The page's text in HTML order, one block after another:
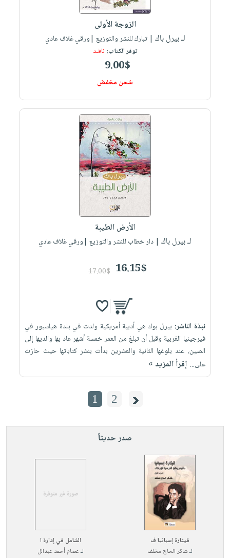
الزوجة الأولى
لـ بيرل باك | تبارك للنشر والتوزيع |ورقي غلاف عادي
توفر الكتاب: نافـد
9.00$
شحن مخفض
الأرض الطيبة
لـ بيرل باك | دار خطاب للنشر والتوزيع |ورقي غلاف عادي
16.15$
17.00$
نبذة الناشر: بيرل بوك هي أدبية أمريكية ولدت في بلدة هيلسبور في
فيرجينيا الغربية وقبل أن تبلغ من العمر خمسة أشهر عاد بها والديها إلى
الصين، عند بلوغها الثانية والعشرين بدأت بنشر كتاباتها حيث حازت
على... إقرأ المزيد »
1 2
صدر حديثاً
قيثارة إسبانيا ف
لـشاكر الحاج مخلف
الشامل في إدارة ا
لـعصام أحمد عبدالل